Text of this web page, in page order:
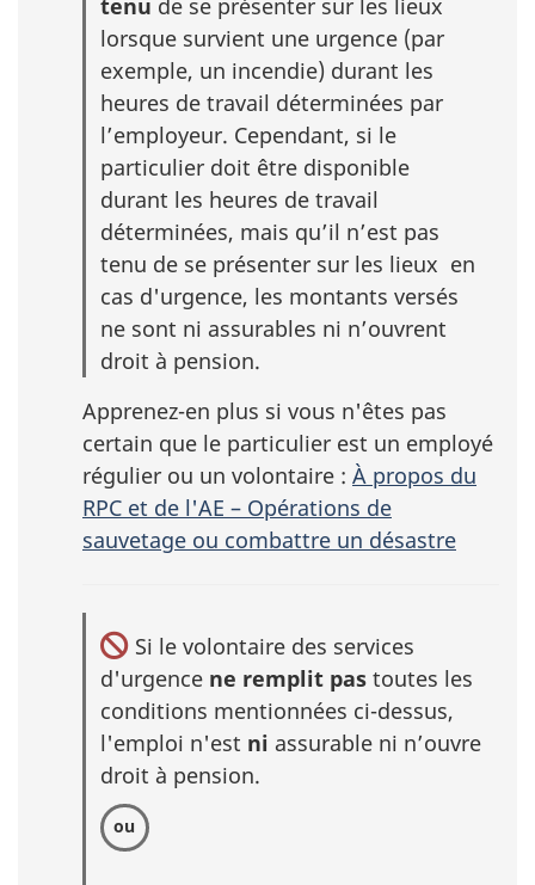
lorsque survient une urgence (par
exemple, un incendie) durant les
heures de travail déterminées par
l’employeur. Cependant, si le
particulier doit être disponible
durant les heures de travail
déterminées, mais qu’il n’est pas
tenu de se présenter sur les lieux en
cas d'urgence, les montants versés
ne sont ni assurables ni n’ouvrent
droit à pension.
Apprenez-en plus si vous n'êtes pas
certain que le particulier est un employé
régulier ou un volontaire : À propos du
RPC et de l'AE – Opérations de
sauvetage ou combattre un désastre
Si le volontaire des services
d'urgence ne remplit pas toutes les
conditions mentionnées ci-dessus,
l'emploi n'est ni assurable ni n’ouvre
droit à pension.